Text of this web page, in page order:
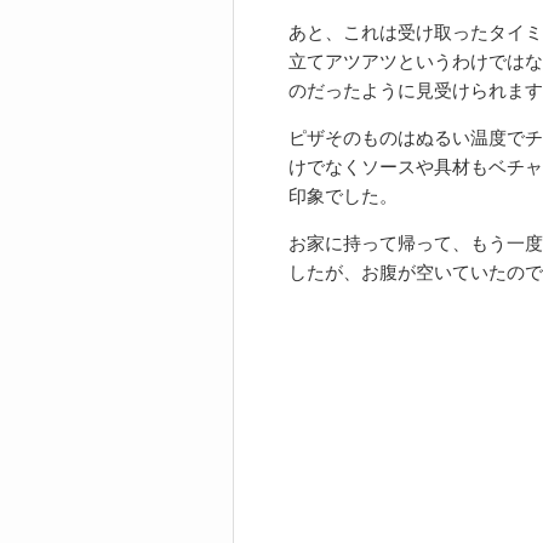
あと、これは受け取ったタイ
立てアツアツというわけでは
のだったように見受けられま
ピザそのものはぬるい温度で
けでなくソースや具材もベチ
印象でした。
お家に持って帰って、もう一
したが、お腹が空いていたの